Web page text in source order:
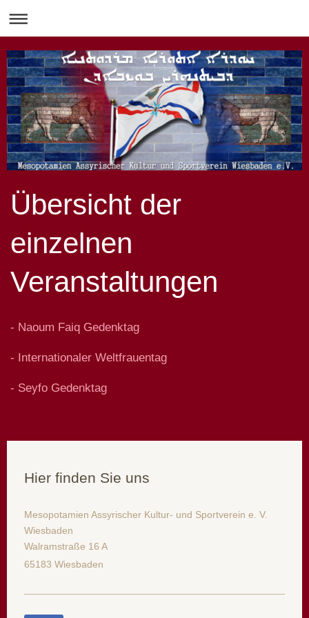
Übersicht der
einzelnen
Veranstaltungen
- Naoum Faiq Gedenktag
- Internationaler Weltfrauentag
- Seyfo Gedenktag
Hier finden Sie uns
Mesopotamien Assyrischer Kultur- und Sportverein e. V.
Wiesbaden
Walramstraße 16 A
65183 Wiesbaden